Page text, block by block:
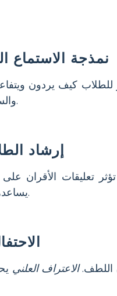
نمذجة الاستماع
للطلاب كيف يردون
.
إرشاد
تعليقات الأقران
يساعدهم على أن يكونوا أكثر وعيًا بقوة الكلمات.
اللطف.الاعتراف العلني